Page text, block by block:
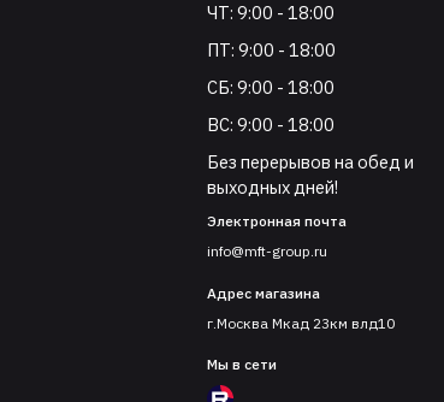
ЧТ: 9:00 - 18:00
ПТ: 9:00 - 18:00
СБ: 9:00 - 18:00
ВС: 9:00 - 18:00
Без перерывов на обед и
выходных дней!
Электронная почта
info@mft-group.ru
Адрес магазина
г.Москва Мкад 23км влд10
Мы в сети